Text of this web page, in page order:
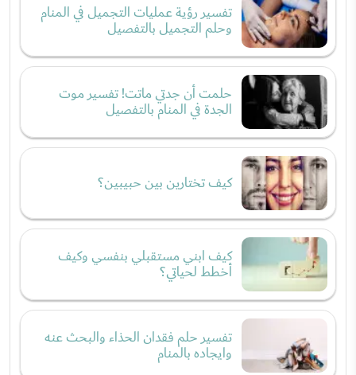
تفسير رؤية عمليات التجميل في المنام
وحلم التجميل بالتفصيل
حلمت أن جدتي ماتت! تفسير موت
الجدة في المنام بالتفصيل
كيف تختارين بين حبيبين؟
كيف ابني مستقبلي بنفسي وكيف
أخطط لحياتي؟
تفسير حلم فقدان الحذاء والبحث عنه
وايجاده بالمنام